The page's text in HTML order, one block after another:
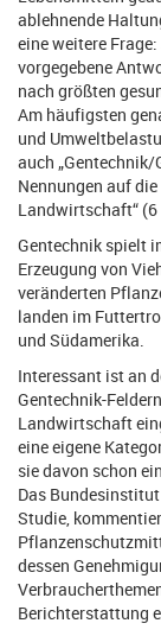
ablehnende
eine weitere
vorgegebene
nach größten
Am häufigsten
und
auch
Nennungen auf
Landwirtschaft“
Gentechnik spielt
Erzeugung von
veränderten
landen im
und Südamerika.
Interessant ist an
Gentechnik-
Landwirtschaft
eine eigene
sie davon schon
Das
Studie,
dessen
Berichterstattung